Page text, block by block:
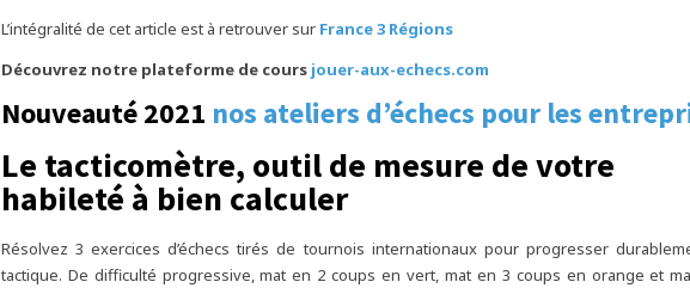
L’intégralité de cet article est à retrouver sur France 3 Régions
Découvrez notre plateforme de cours jouer-aux-echecs.com
Nouveauté 2021 nos ateliers d’échecs pour les
Le tacticomètre, outil de mesure de votre
habileté à bien calculer
Résolvez 3 exercices d’échecs tirés de tournois internationaux pour progresser
tactique. De difficulté progressive, mat en 2 coups en vert, mat en 3 coups en orange et